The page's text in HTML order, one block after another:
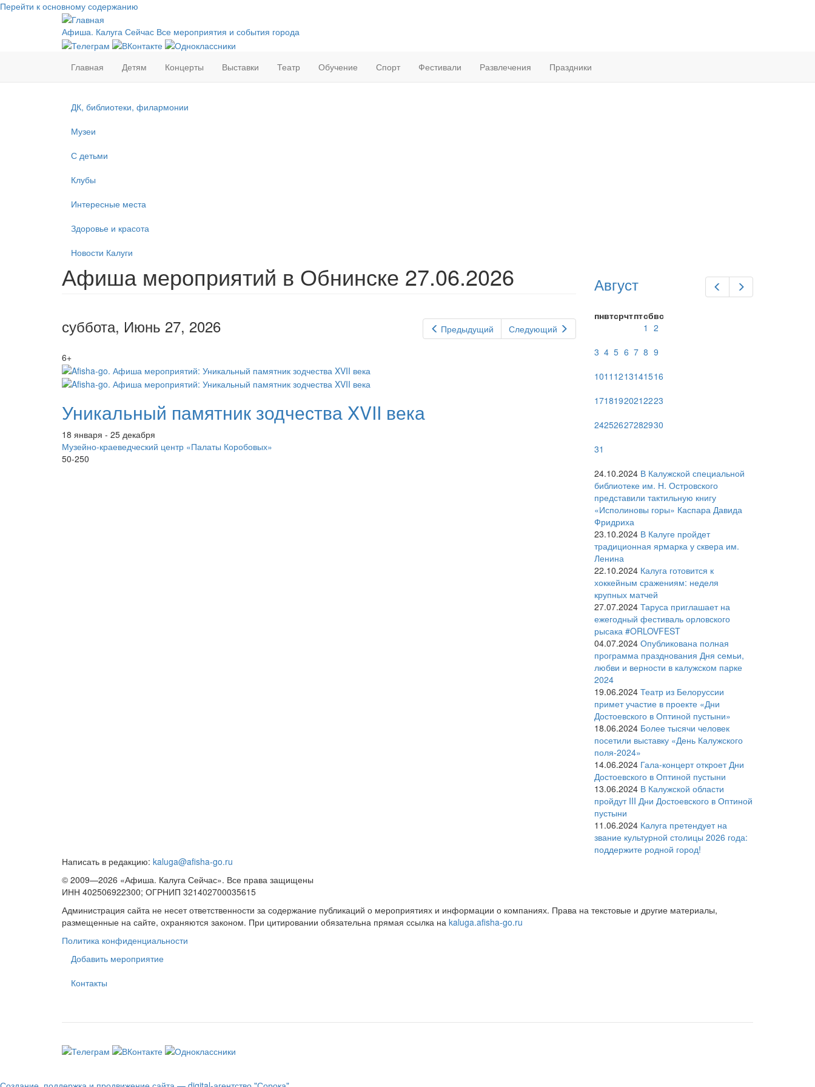
Перейти к основному содержанию
Афиша. Калуга Сейчас Все мероприятия и события города
Главная Детям Концерты Выставки Театр Обучение Спорт Фестивали Развлечения Праздники
ДК, библиотеки, филармонии
Музеи
С детьми
Клубы
Интересные места
Здоровье и красота
Новости Калуги
Афиша мероприятий в Обнинске 27.06.2026
Предыдущий Следующий
суббота, Июнь 27, 2026
6+
Уникальный памятник зодчества XVII века
18 января - 25 декабря
Музейно-краеведческий центр «Палаты Коробовых»
50-250
Предыдущий
Август
пнвтсрчтптсбвс
1 2
3 4 5 6 7 8 9
1011 1213141516
17181920212223
24252627282930
31
24.10.2024 В Калужской специальной
библиотеке им. Н. Островского
представили тактильную книгу
«Исполиновы горы» Каспара Давида
Фридриха
23.10.2024 В Калуге пройдет
традиционная ярмарка у сквера им.
Ленина
22.10.2024 Калуга готовится к
хоккейным сражениям: неделя
крупных матчей
27.07.2024 Таруса приглашает на
ежегодный фестиваль орловского
рысака #ORLOVFEST
04.07.2024 Опубликована полная
программа празднования Дня семьи,
любви и верности в калужском парке
2024
19.06.2024 Театр из Белоруссии
примет участие в проекте «Дни
Достоевского в Оптиной пустыни»
18.06.2024 Более тысячи человек
посетили выставку «День Калужского
поля-2024»
14.06.2024 Гала-концерт откроет Дни
Достоевского в Оптиной пустыни
13.06.2024 В Калужской области
пройдут III Дни Достоевского в Оптиной
пустыни
11.06.2024 Калуга претендует на
звание культурной столицы 2026 года:
поддержите родной город!
Написать в редакцию: kaluga@afisha-go.ru
© 2009—2026 «Афиша. Калуга Сейчас». Все права защищены
ИНН 402506922300; ОГРНИП 321402700035615
Администрация сайта не несет ответственности за содержание публикаций о мероприятиях и информации о компаниях. Права на текстовые и другие материалы,
размещенные на сайте, охраняются законом. При цитировании обязательна прямая ссылка на kaluga.afisha-go.ru
Политика конфиденциальности
Добавить мероприятие
Контакты